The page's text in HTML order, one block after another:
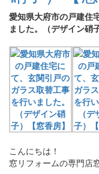
愛知県大府市の戸建住
ました。（デザイン硝
こんにちは！
窓リフォームの専門店